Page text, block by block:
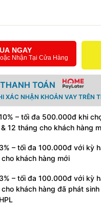
NGAY
Nhận Tại Cửa Hàng
TOÁN
XÁC NHẬN KHOẢN VAY TRÊN
– tối đa 500.000đ khi
12 tháng cho khách hàng
– tối đa 100.000đ với kỳ
khách hàng mới
– tối đa 100.000đ với kỳ
khách hàng đã phát